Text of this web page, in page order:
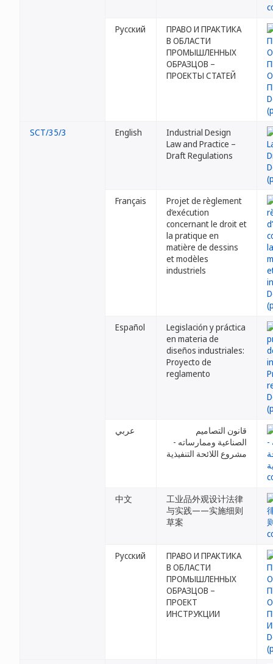
Русский
ПРАВО И ПРАКТИКА
В ОБЛАСТИ
ПРОМЫШЛЕННЫХ
ОБРАЗЦОВ –
ПРОЕКТЫ СТАТЕЙ
SCT/35/3 English
Industrial Design
Law and Practice –
Draft Regulations
Français
Projet de règlement
d’exécution
concernant le droit et
la pratique en
matière de dessins
et modèles
industriels
Español
Legislación y práctica
en materia de
diseños industriales:
Proyecto de
reglamento
عربي
قانون التصاميم
الصناعية وممارساته -
مشروع اللائحة التنفيذية
中文
工业品外观设计法律
与实践——实施细则
草案
Русский
ПРАВО И ПРАКТИКА
В ОБЛАСТИ
ПРОМЫШЛЕННЫХ
ОБРАЗЦОВ –
ПРОЕКТ
ИНСТРУКЦИИ